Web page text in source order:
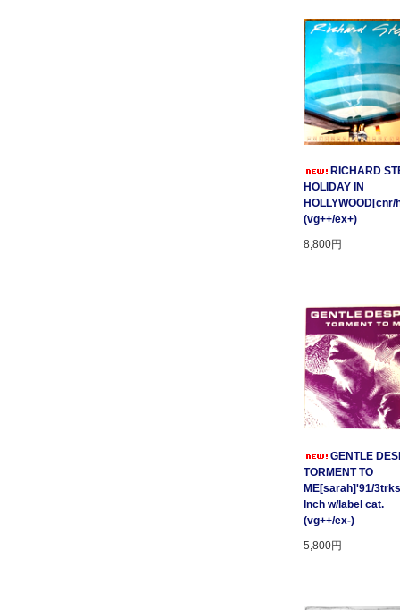
RICHARD
HOLIDAY IN
(vg++/ex+)
8,800円
GENTLE
TORMENT TO
ME[sarah]'91/
Inch w/label cat.
(vg++/ex-)
5,800円